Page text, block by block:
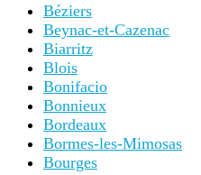
Béziers
Beynac-et-Cazenac
Biarritz
Blois
Bonifacio
Bonnieux
Bordeaux
Bormes-les-Mimosas
Bourges